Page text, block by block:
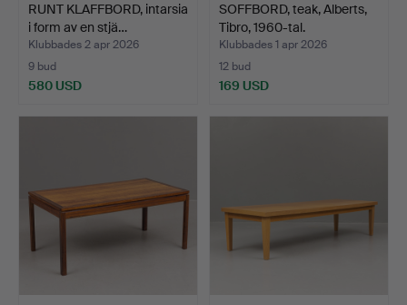
RUNT KLAFFBORD, intarsia
i form av en stjä…
Klubbades 2 apr 2026
9 bud
580 USD
SOFFBORD, teak, Alberts,
Tibro, 1960-tal.
Klubbades 1 apr 2026
12 bud
169 USD